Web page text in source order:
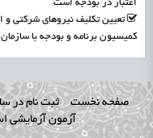
اعتبار در بودجه است
تعیین تکلیف نیروهای شرکتی
کمیسیون برنامه و بودجه با
صفحه نخست ثبت نام در
آزمون آزمایشی